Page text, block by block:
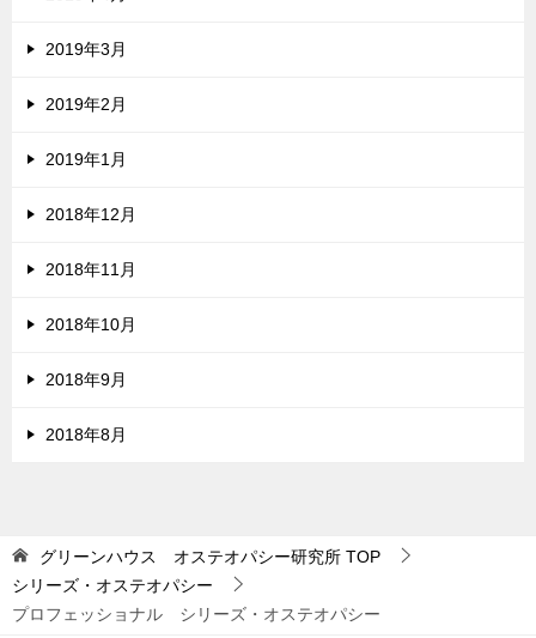
2019年3月
2019年2月
2019年1月
2018年12月
2018年11月
2018年10月
2018年9月
2018年8月
グリーンハウス オステオパシー研究所 TOP
シリーズ・オステオパシー
プロフェッショナル シリーズ・オステオパシー